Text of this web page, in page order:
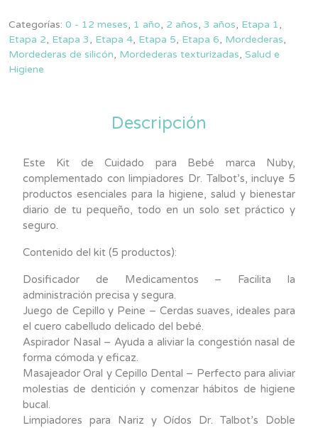
para
Bebé
Nuby
cantidad
Categorías: 0 - 12 meses, 1 año, 2 años, 3 años, Etapa 1,
Etapa 2, Etapa 3, Etapa 4, Etapa 5, Etapa 6, Mordederas,
Mordederas de silicón, Mordederas texturizadas, Salud e
Higiene
Descripción
Este Kit de Cuidado para Bebé marca Nuby,
complementado con limpiadores Dr. Talbot’s, incluye 5
productos esenciales para la higiene, salud y bienestar
diario de tu pequeño, todo en un solo set práctico y
seguro.
Contenido del kit (5 productos):
Dosificador de Medicamentos – Facilita la
administración precisa y segura.
Juego de Cepillo y Peine – Cerdas suaves, ideales para
el cuero cabelludo delicado del bebé.
Aspirador Nasal – Ayuda a aliviar la congestión nasal de
forma cómoda y eficaz.
Masajeador Oral y Cepillo Dental – Perfecto para aliviar
molestias de dentición y comenzar hábitos de higiene
bucal.
Limpiadores para Nariz y Oídos Dr. Talbot’s Doble